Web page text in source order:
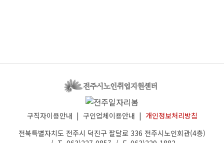
구직자이용안내 | 구인업체이용안내 | 개인정보처리방침
전북특별자치도 전주시 덕진구 팔달로 336 전주시노인회관(4층)